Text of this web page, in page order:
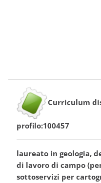
Curriculum
profilo:100457
laureato in geologia,
di lavoro di campo
sottoservizi per